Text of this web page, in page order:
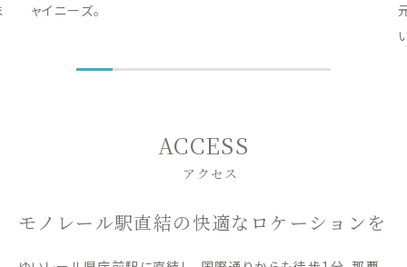
ャイニーズ。
ACCESS
アクセス
モノレール駅直結の快適なロケーションを